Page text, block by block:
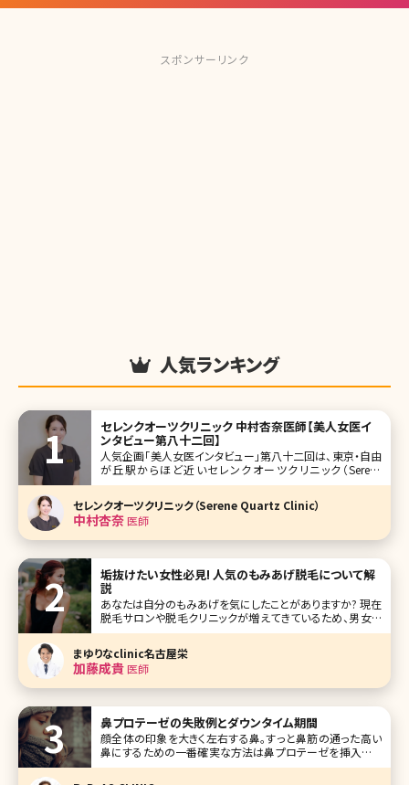
スポンサーリンク
人気ランキング
セレンクオーツクリニック 中村杏奈医師【美人女医イ
ンタビュー第八十二回】
人気企画「美人女医インタビュー」第八十二回は、東京・自由
が丘駅からほど近いセレンクオーツクリニック（Serene
Quartz Clinic）で院長を務める中村杏奈（なかむら あんな）
先生です。 やわらかな光が差し込む、ゆったりとした空間で美
しさも心も満たしてくれる「セレンクオーツクリニック」。ク
セレンクオーツクリニック（Serene Quartz Clinic）
中村杏奈医師
垢抜けたい女性必見! 人気のもみあげ脱毛について解
説
あなたは自分のもみあげを気にしたことがありますか? 現在
脱毛サロンや脱毛クリニックが増えてきているため、男女と
もに脱毛をする人が増えています。脱毛というと脇や脚、VIO
などの箇所をイメージする人たちが多いですが、今じわじわ
と注目されているのが「もみあげ脱毛」です。 もみあげという
小さなパ
まゆりなclinic名古屋栄
加藤成貴医師
鼻プロテーゼの失敗例とダウンタイム期間
顔全体の印象を大きく左右する鼻。すっと鼻筋の通った高い
鼻にするための一番確実な方法は鼻プロテーゼを挿入する
手術です。セレブやモデルの間でも実は鼻プロテーゼを入れ